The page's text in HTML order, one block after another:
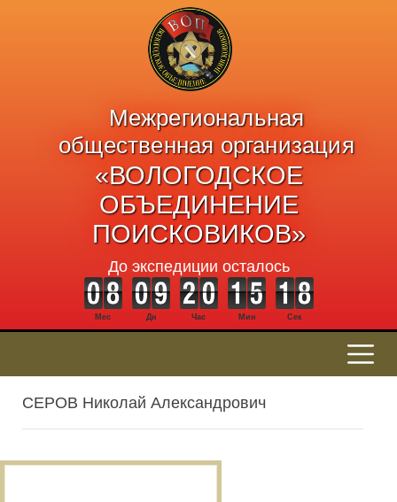
Межрегиональная
общественная организация
«ВОЛОГОДСКОЕ
ОБЪЕДИНЕНИЕ
ПОИСКОВИКОВ»
До экспедиции осталось
Мес Дн Час Мин Сек
СЕРОВ Николай Александрович